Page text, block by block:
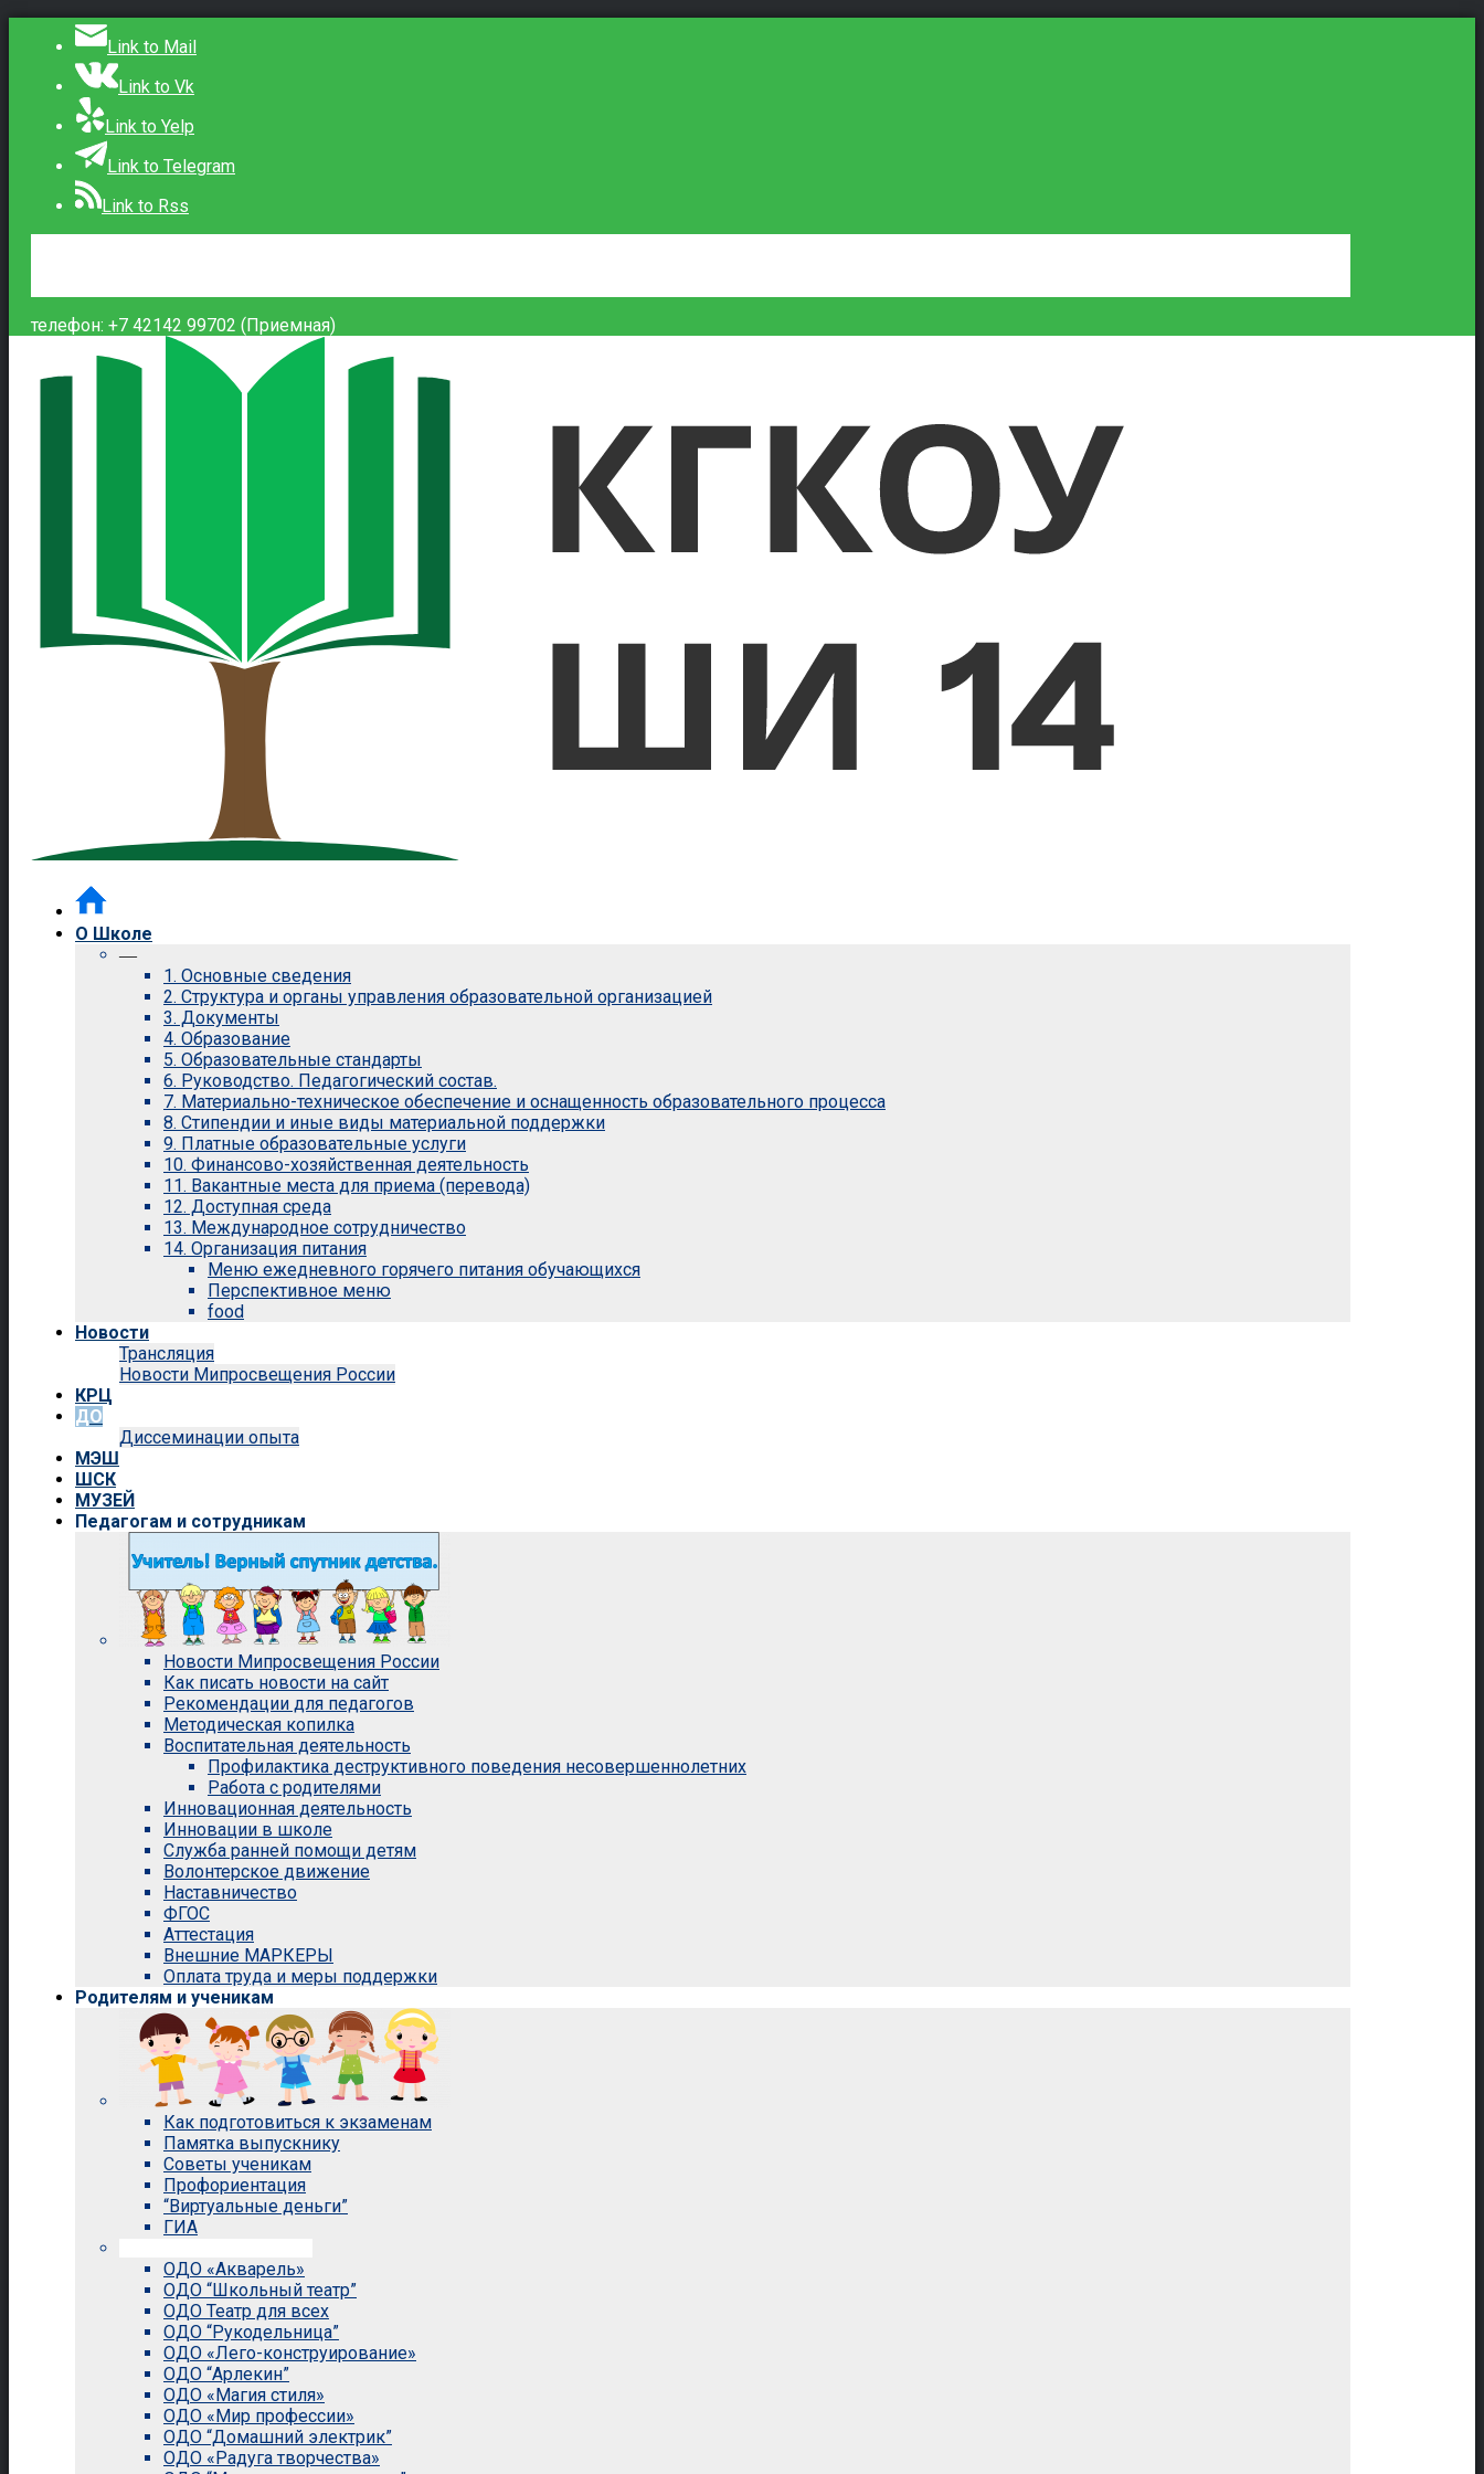
Link to Mail
Link to Vk
Link to Yelp
Link to Telegram
Link to Rss
телефон: +7 42142 99702 (Приемная)
О Школе
—
1. Основные сведения
2. Структура и органы управления образовательной организацией
3. Документы
4. Образование
5. Образовательные стандарты
6. Руководство. Педагогический состав.
7. Материально-техническое обеспечение и оснащенность образовательного процесса
8. Стипендии и иные виды материальной поддержки
9. Платные образовательные услуги
10. Финансово-хозяйственная деятельность
11. Вакантные места для приема (перевода)
12. Доступная среда
13. Международное сотрудничество
14. Организация питания
Меню ежедневного горячего питания обучающихся
Перспективное меню
food
Новости
Трансляция
Новости Мипросвещения России
КРЦ
ДО
Диссеминации опыта
МЭШ
ШСК
МУЗЕЙ
Педагогам и сотрудникам
Новости Мипросвещения России
Как писать новости на сайт
Рекомендации для педагогов
Методическая копилка
Воспитательная деятельность
Профилактика деструктивного поведения несовершеннолетних
Работа с родителями
Инновационная деятельность
Инновации в школе
Служба ранней помощи детям
Волонтерское движение
Наставничество
ФГОС
Аттестация
Внешние МАРКЕРЫ
Оплата труда и меры поддержки
Родителям и ученикам
Как подготовиться к экзаменам
Памятка выпускнику
Советы ученикам
Профориентация
“Виртуальные деньги”
ГИА
ОДО «Акварель»
ОДО “Школьный театр”
ОДО Театр для всех
ОДО “Рукодельница”
ОДО «Лего-конструирование»
ОДО “Арлекин”
ОДО «Магия стиля»
ОДО «Мир профессии»
ОДО “Домашний электрик”
ОДО «Радуга творчества»